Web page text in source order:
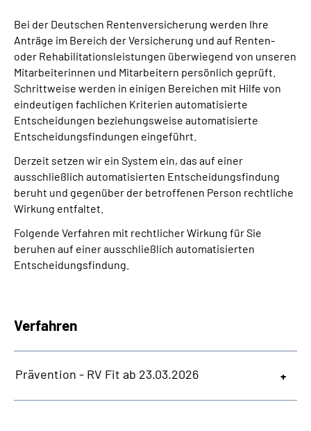
Bei der Deutschen Rentenversicherung werden Ihre
Anträge im Bereich der Versicherung und auf Renten-
oder Rehabilitationsleistungen überwiegend von unseren
Mitarbeiterinnen und Mitarbeitern persönlich geprüft.
Schrittweise werden in einigen Bereichen mit Hilfe von
eindeutigen fachlichen Kriterien automatisierte
Entscheidungen beziehungsweise automatisierte
Entscheidungsfindungen eingeführt.
Derzeit setzen wir ein System ein, das auf einer
ausschließlich automatisierten Entscheidungs­findung
beruht und gegenüber der betroffenen Person rechtliche
Wirkung entfaltet.
Folgende Verfahren mit rechtlicher Wirkung für Sie
beruhen auf einer ausschließlich automatisierten
Entscheidungs­findung.
Verfahren
Prävention - RV Fit ab 23.03.2026